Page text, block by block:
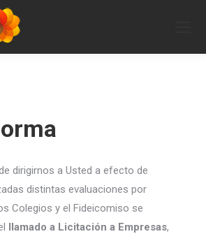
dirigirnos a Usted a efecto de
distintas evaluaciones por
Colegios y el Fideicomiso se
llamado a Licitación a Empresas,